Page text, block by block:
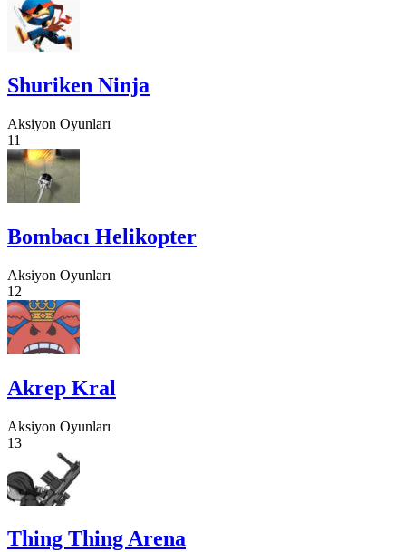
Shuriken Ninja
Aksiyon Oyunları
11
Bombacı Helikopter
Aksiyon Oyunları
12
Akrep Kral
Aksiyon Oyunları
13
Thing Thing Arena